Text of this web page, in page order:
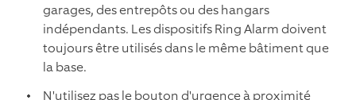
garages, des entrepôts ou des hangars
indépendants. Les dispositifs Ring Alarm doivent
toujours être utilisés dans le même bâtiment que
la base.
N'utilisez pas le bouton d'urgence à proximité